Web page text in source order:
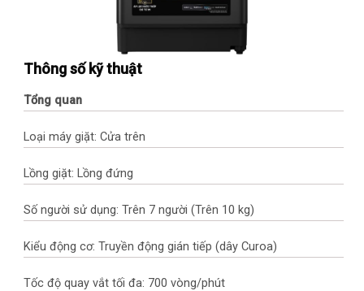
Thông số kỹ thuật
Tổng quan
Loại máy giặt: Cửa trên
Lồng giặt: Lồng đứng
Số người sử dụng: Trên 7 người (Trên 10 kg)
Kiểu động cơ: Truyền động gián tiếp (dây Curoa)
Tốc độ quay vắt tối đa: 700 vòng/phút